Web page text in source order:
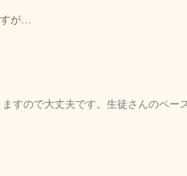
すが…
すので大丈夫です。生徒さんのペー